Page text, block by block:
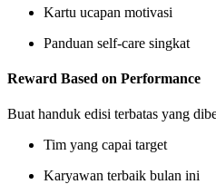
Kartu ucapan motivasi
Panduan self-care singkat
Reward Based on Performance
Buat handuk edisi terbatas yang
Tim yang capai target
Karyawan terbaik bulan ini